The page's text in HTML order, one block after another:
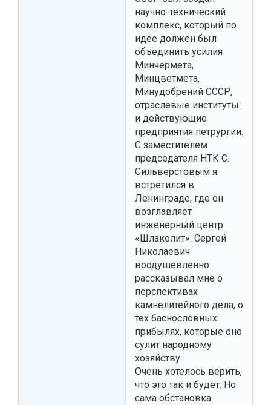
научно-технический
комплекс, который по
идее должен был
объединить усилия
Минчермета,
Минцветмета,
Минудобрений СССР,
отраслевые институты
и действующие
предприятия петрургии.
С заместителем
председателя НТК С.
Сильверстовым я
встретился в
Ленинграде, где он
возглавляет
инженерный центр
«Шлаколит». Сергей
Николаевич
воодушевленно
рассказывал мне о
перспективах
камнелитейного дела, о
тех баснословных
прибылях, которые оно
сулит народному
хозяйству.
Очень хотелось верить,
что это так и будет. Но
сама обстановка